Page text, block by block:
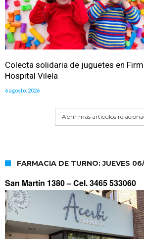
Colecta solidaria de juguetes en
Hospital Vilela
6 agosto, 2026
Abrir mas artículos
FARMACIA DE TURNO: JUEVES
San Martín 1380 –Cel. 3465 533060